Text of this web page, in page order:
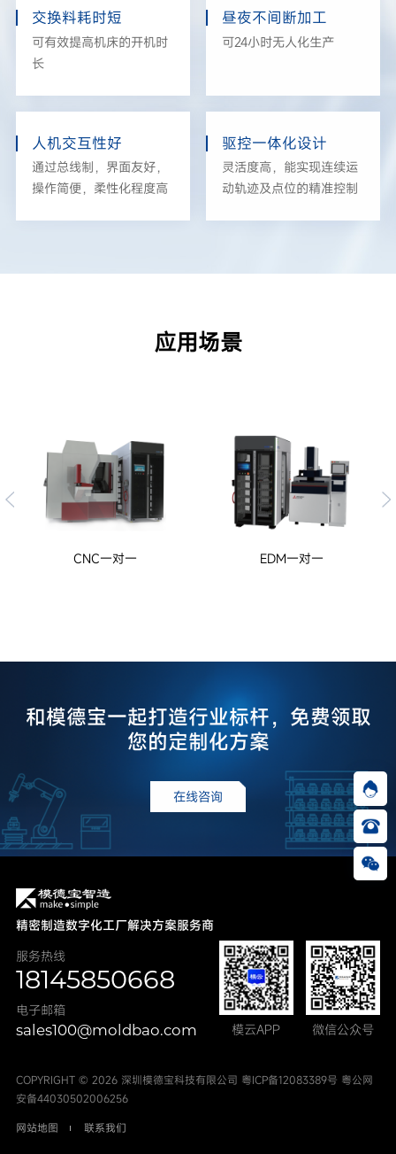
交换料耗时短
可有效提高机床的开机时
长
昼夜不间断加工
可24小时无人化生产
人机交互性好
通过总线制，界面友好，
操作简便，柔性化程度高
驱控一体化设计
灵活度高，能实现连续运
动轨迹及点位的精准控制
应用场景
CNC一对一 EDM一对一
和模德宝一起打造行业标杆，免费领取
您的定制化方案
在线咨询
精密制造数字化工厂解决方案服务商
服务热线
18145850668
电子邮箱
sales100@moldbao.com 模云APP 微信公众号
COPYRIGHT © 2026 深圳模德宝科技有限公司 粤ICP备12083389号 粤公网
安备44030502006256
网站地图 联系我们